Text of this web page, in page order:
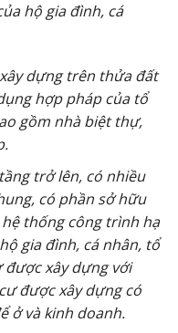
hộ gia đình, cá
dựng trên thửa đất
hợp pháp của tổ
gồm nhà biệt thự,
trở lên, có nhiều
có phần sở hữu
thống công trình hạ
gia đình, cá nhân, tổ
được xây dựng với
được xây dựng có
ở và kinh doanh.